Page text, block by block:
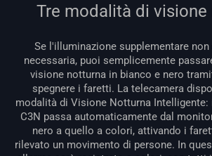
Tre modalità di visione
Se l'illuminazione supplementare
necessaria, puoi semplicemente
visione notturna in bianco e nero
spegnere i faretti. La telecamera
modalità di Visione Notturna
C3N passa automaticamente dal
nero a quello a colori, attivando i
rilevato un movimento di persone. In